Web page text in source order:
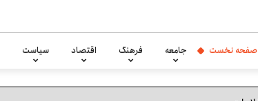
صفحه نخست جامعه فرهنگ اقتصاد سیاست